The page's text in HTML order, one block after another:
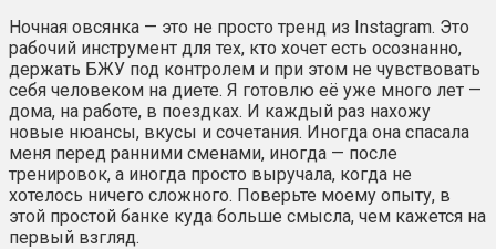
Ночная овсянка — это не просто тренд из Instagram. Это
рабочий инструмент для тех, кто хочет есть осознанно,
держать БЖУ под контролем и при этом не чувствовать
себя человеком на диете. Я готовлю её уже много лет —
дома, на работе, в поездках. И каждый раз нахожу
новые нюансы, вкусы и сочетания. Иногда она спасала
меня перед ранними сменами, иногда — после
тренировок, а иногда просто выручала, когда не
хотелось ничего сложного. Поверьте моему опыту, в
этой простой банке куда больше смысла, чем кажется на
первый взгляд.